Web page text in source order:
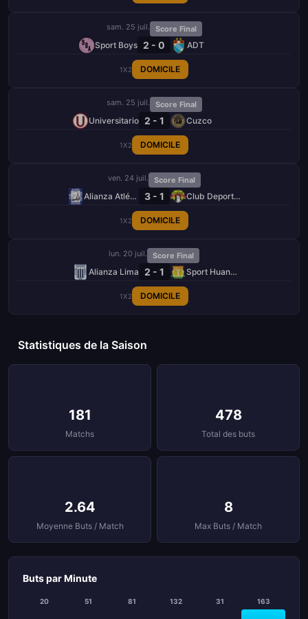
sam. 25 juil. Score Final
Sport Boys 2 - 0 ADT
1X2 DOMICILE
sam. 25 juil. Score Final
Universitario 2 - 1 Cuzco
1X2 DOMICILE
ven. 24 juil. Score Final
Alianza Atlético 3 - 1 Club Deportivo Los Chankas
1X2 DOMICILE
lun. 20 juil. Score Final
Alianza Lima 2 - 1 Sport Huancayo
1X2 DOMICILE
Statistiques de la Saison
181
Matchs
478
Total des buts
2.64
Moyenne Buts / Match
8
Max Buts / Match
Buts par Minute
20 51 81 132 31 163